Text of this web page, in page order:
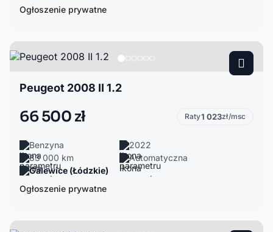
Ogłoszenie prywatne
Peugeot 2008 II 1.2
66 500 zł Raty1 023zł/msc
Benzyna
2022
83 000 km
Automatyczna
Galewice (Łódzkie)
Ogłoszenie prywatne